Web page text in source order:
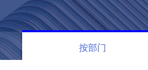
按部门